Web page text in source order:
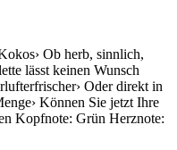
Ob herb, sinnlich,
lässt keinen Wunsch
Oder direkt in
Können Sie jetzt Ihre
Kopfnote: Grün Herznote: